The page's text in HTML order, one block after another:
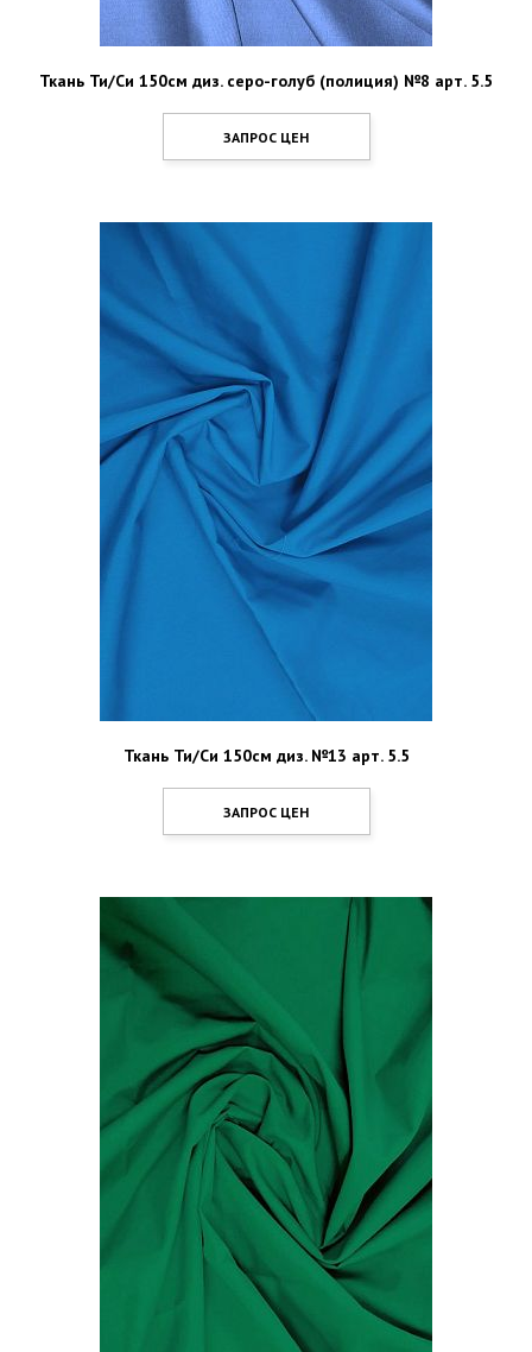
Ткань Ти/Си 150см диз. серо-голуб (полиция) №8 арт. 5.5
ЗАПРОС ЦЕН
Ткань Ти/Си 150см диз. №13 арт. 5.5
ЗАПРОС ЦЕН